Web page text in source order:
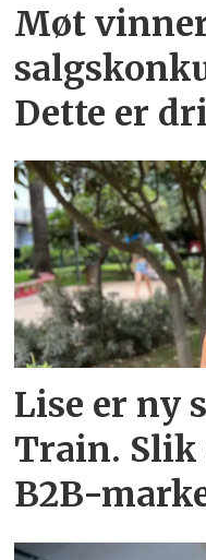
Møt
Dette er
Lise er ny
Train. Slik
B2B-